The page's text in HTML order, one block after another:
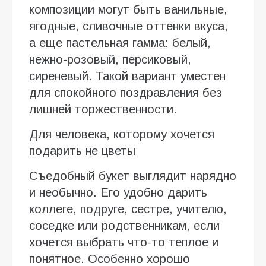
композиции могут быть ванильные,
ягодные, сливочные оттенки вкуса,
а еще пастельная гамма: белый,
нежно-розовый, персиковый,
сиреневый. Такой вариант уместен
для спокойного поздравления без
лишней торжественности.
Для человека, которому хочется
подарить не цветы
Съедобный букет выглядит нарядно
и необычно. Его удобно дарить
коллеге, подруге, сестре, учителю,
соседке или родственникам, если
хочется выбрать что-то теплое и
понятное. Особенно хорошо